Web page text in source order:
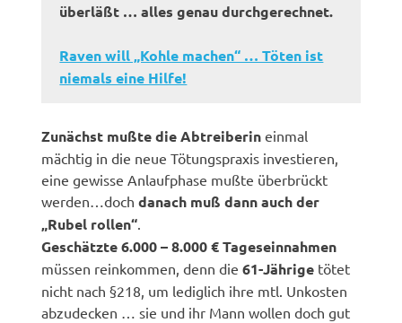
überläßt … alles genau durchgerechnet.
Raven will „Kohle machen“ … Töten ist
niemals eine Hilfe!
Zunächst mußte die Abtreiberineinmal
mächtig in die neue Tötungspraxis investieren,
eine gewisse Anlaufphase mußte überbrückt
werden…dochdanach muß dann auch der
„Rubel rollen“.
Geschätzte 6.000 – 8.000 € Tageseinnahmen
müssen reinkommen, denn die61-Jährige tötet
nicht nach §218, um lediglich ihre mtl. Unkosten
abzudecken … sie und ihr Mann wollen doch gut